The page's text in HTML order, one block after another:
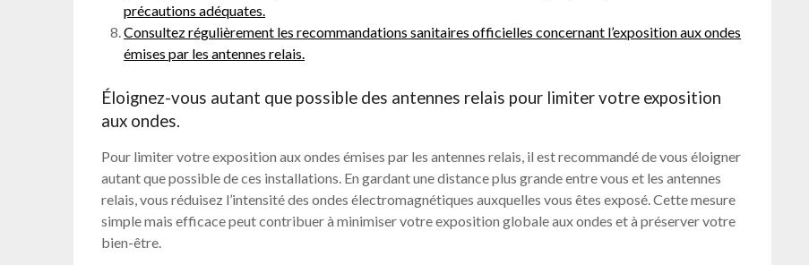
précautions adéquates.
Consultez régulièrement les recommandations sanitaires officielles concernant l’exposition aux ondes
émises par les antennes relais.
Éloignez-vous autant que possible des antennes relais pour limiter votre exposition
aux ondes.
Pour limiter votre exposition aux ondes émises par les antennes relais, il est recommandé de vous éloigner
autant que possible de ces installations. En gardant une distance plus grande entre vous et les antennes
relais, vous réduisez l’intensité des ondes électromagnétiques auxquelles vous êtes exposé. Cette mesure
simple mais efficace peut contribuer à minimiser votre exposition globale aux ondes et à préserver votre
bien-être.